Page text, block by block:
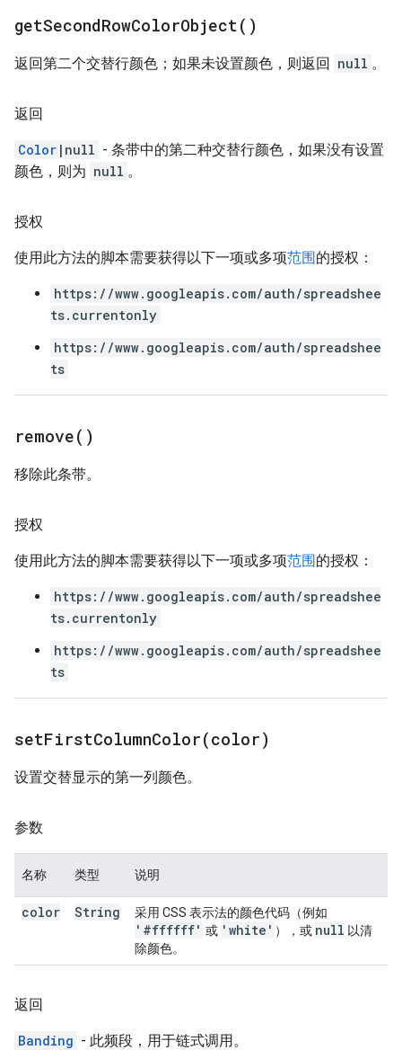
getSecondRowColorObject( )
返回第二个交替行颜色；如果未设置颜色，则返回 null 。
返回
Color |null - 条带中的第二种交替行颜色，如果没有设置
颜色，则为 null 。
授权
使用此方法的脚本需要获得以下一项或多项范围的授权：
https://www.googleapis.com/auth/spreadshee
ts.currentonly
https://www.googleapis.com/auth/spreadshee
ts
remove( )
移除此条带。
授权
使用此方法的脚本需要获得以下一项或多项范围的授权：
https://www.googleapis.com/auth/spreadshee
ts.currentonly
https://www.googleapis.com/auth/spreadshee
ts
setFirstColumnColor(color)
设置交替显示的第一列颜色。
参数
名称 类型 说明
color String 采用 CSS 表示法的颜色代码（例如
'#ffffff' 或 'white' ），或 null 以清
除颜色。
返回
Banding - 此频段，用于链式调用。